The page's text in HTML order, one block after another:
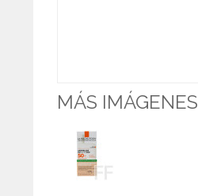
MÁS IMÁGENES